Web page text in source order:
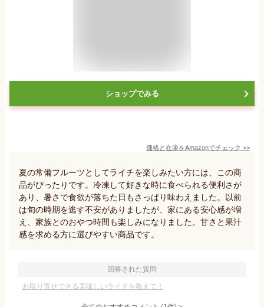
ショップでみる
価格と在庫をAmazonでチェック >>
夏の常備フルーツとしてライチを楽しみたい方には、この商
品がぴったりです。冷凍して好きな時に食べられる便利さが
あり、暑さで食欲が落ちた日もさっぱり味わえました。以前
は旬の時期を逃す不安がありましたが、家にある安心感が増
え、家族とのおやつ時間も楽しみになりました。甘さと果汁
感を求める方に選びやすい商品です。
回答された質問
お取り寄せできる美味しいライチを教えて！